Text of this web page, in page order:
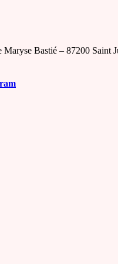
Bastié – 87200